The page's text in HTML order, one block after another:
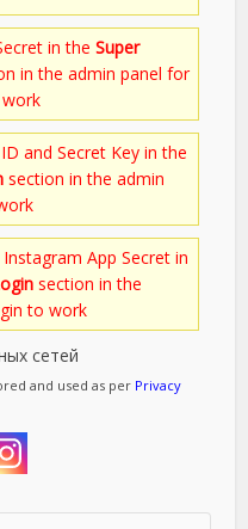
in theSuper
in the admin panel for
and Secret Key in the
section in the admin
App Secret in
section in the
to work
сетей
and used as per Privacy